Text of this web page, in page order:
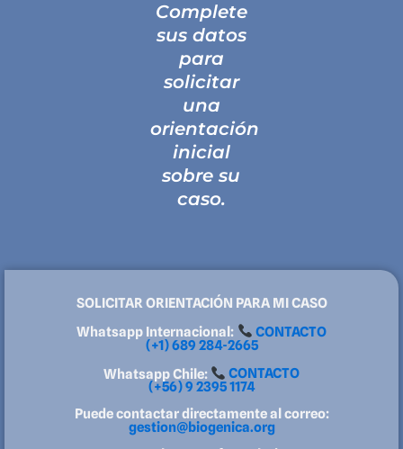
Complete
sus datos
para
solicitar
una
orientación
inicial
sobre su
caso.
SOLICITAR ORIENTACIÓN PARA MI CASO
Whatsapp Internacional:
CONTACTO
(+1) 689 284-2665
Whatsapp Chile:
CONTACTO
(+56) 9 2395 1174
Puede contactar directamente al correo:
gestion@biogenica.org